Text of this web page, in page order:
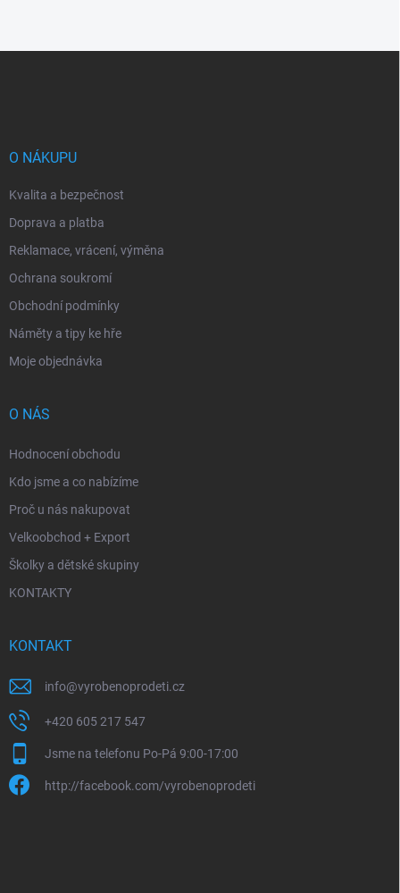
O NÁKUPU
Kvalita a bezpečnost
Doprava a platba
Reklamace, vrácení, výměna
Ochrana soukromí
Obchodní podmínky
Náměty a tipy ke hře
Moje objednávka
O NÁS
Hodnocení obchodu
Kdo jsme a co nabízíme
Proč u nás nakupovat
Velkoobchod + Export
Školky a dětské skupiny
KONTAKTY
KONTAKT
info@vyrobenoprodeti.cz
+420 605 217 547
Jsme na telefonu Po-Pá 9:00-17:00
http://facebook.com/vyrobenoprodeti